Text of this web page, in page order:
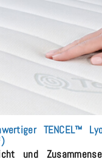
TENCEL™
und